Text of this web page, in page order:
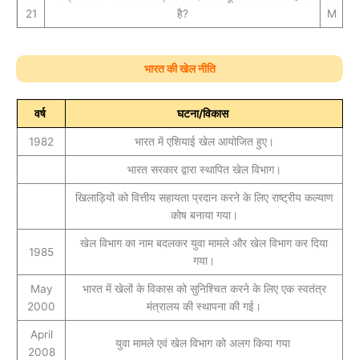
21
है?
M
भारत की खेल नीति
वर्ष घटना/विकास
1982 भारत में एशियाई खेल आयोजित हुए।
भारत सरकार द्वारा स्थापित खेल विभाग।
खिलाड़ियों को वित्तीय सहायता प्रदान करने के लिए राष्ट्रीय कल्याण
कोष बनाया गया।
1985
खेल विभाग का नाम बदलकर युवा मामले और खेल विभाग कर दिया
गया।
May
2000
भारत में खेलों के विकास को सुनिश्चित करने के लिए एक स्वतंत्र
मंत्रालय की स्थापना की गई।
April
2008
युवा मामले एवं खेल विभाग को अलग किया गया